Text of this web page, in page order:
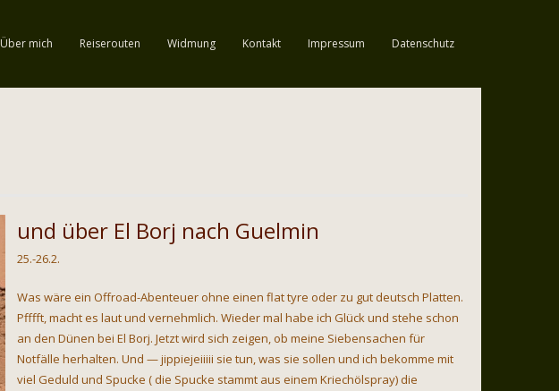
Über mich Reiserouten Widmung Kontakt Impressum Datenschutz
und über El Borj nach Guelmin
25.-26.2.
Was wäre ein Offroad-Abenteuer ohne einen flat tyre oder zu gut deutsch Platten.
Pfffft, macht es laut und vernehmlich. Wieder mal habe ich Glück und stehe schon
an den Dünen bei El Borj. Jetzt wird sich zeigen, ob meine Siebensachen für
Notfälle herhalten. Und — jippiejeiiiii sie tun, was sie sollen und ich bekomme mit
viel Geduld und Spucke ( die Spucke stammt aus einem Kriechölspray) die